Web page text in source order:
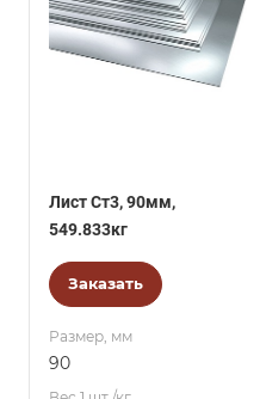
Лист Ст3, 90мм,
549.833кг
Заказать
Размер, мм
90